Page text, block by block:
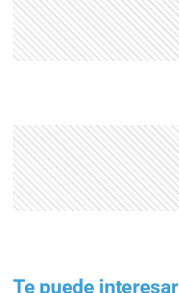
Te puede interesar